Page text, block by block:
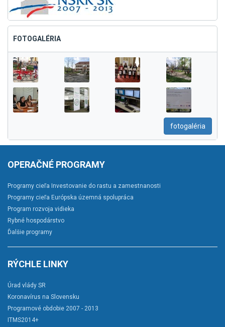
FOTOGALÉRIA
fotogaléria
OPERAČNÉ PROGRAMY
Programy cieľa Investovanie do rastu a zamestnanosti
Programy cieľa Európska územná spolupráca
Program rozvoja vidieka
Rybné hospodárstvo
Ďalšie programy
RÝCHLE LINKY
Úrad vlády SR
Koronavírus na Slovensku
Programové obdobie 2007 - 2013
ITMS2014+